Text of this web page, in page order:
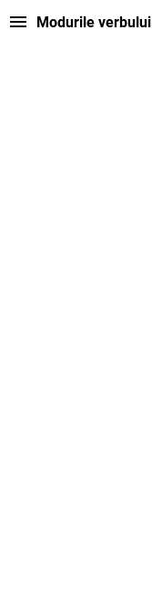
Modurile verbului